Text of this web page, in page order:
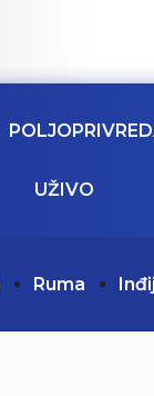
UŽIVO
Ruma